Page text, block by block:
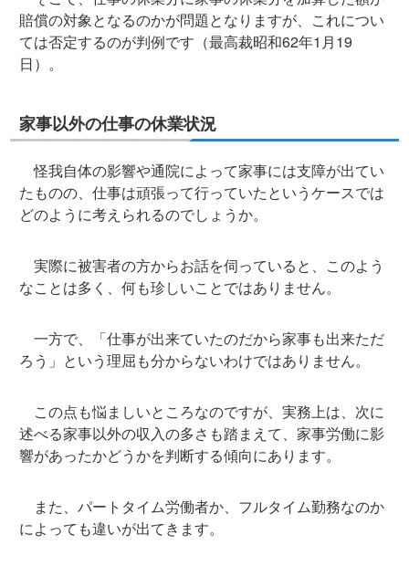
賠償の対象となるのかが問題となりますが、これについ
ては否定するのが判例です（最高裁昭和62年1月19
日）。
家事以外の仕事の休業状況
怪我自体の影響や通院によって家事には支障が出てい
たものの、仕事は頑張って行っていたというケースでは
どのように考えられるのでしょうか。
実際に被害者の方からお話を伺っていると、このよう
なことは多く、何も珍しいことではありません。
一方で、「仕事が出来ていたのだから家事も出来ただ
ろう」という理屈も分からないわけではありません。
この点も悩ましいところなのですが、実務上は、次に
述べる家事以外の収入の多さも踏まえて、家事労働に影
響があったかどうかを判断する傾向にあります。
また、パートタイム労働者か、フルタイム勤務なのか
によっても違いが出てきます。